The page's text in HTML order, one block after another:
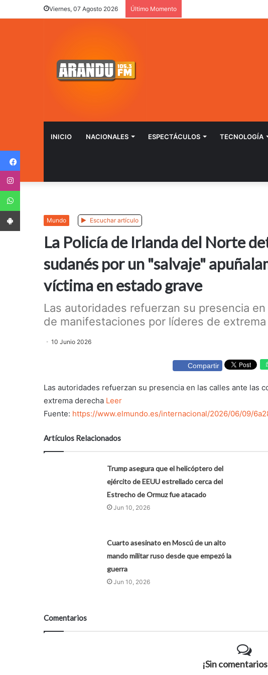
Viernes, 07 Agosto 2026 Último Momento
INICIO NACIONALES ESPECTÁCULOS TECNOLOGÍ­A
Mundo Escuchar artículo
La Policía de Irlanda del Norte
sudanés por un "salvaje"
víctima en estado grave
Las autoridades refuerzan su presencia
de manifestaciones por líderes de
10 Junio 2026
Compartir
Las autoridades refuerzan su presencia en las calles ante las
extrema derecha Leer
Fuente: https://www.elmundo.es/internacional/2026/06/09/
Artículos Relacionados
Trump asegura que el helicóptero del
ejército de EEUU estrellado cerca del
Estrecho de Ormuz fue atacado
Jun 10, 2026
Cuarto asesinato en Moscú de un alto
mando militar ruso desde que empezó la
guerra
Jun 10, 2026
Comentarios
¡Sin